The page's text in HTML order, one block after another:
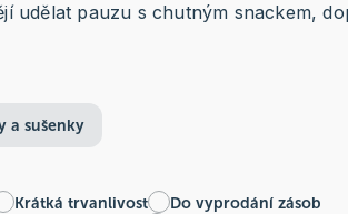
udělat pauzu s chutným snackem,
a sušenky
Krátká trvanlivost
Do vyprodání zásob